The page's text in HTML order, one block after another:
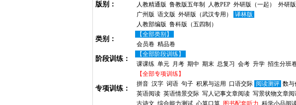
版别：
人教精通版 鲁教版五年制 人教PEP 外研版（一起） 外研版
广州版 语文版 外研版（武汉专用）
译林版
人教部编版 鲁科版（五四制）
类别：
【全部类别】
会员卷 精品卷
阶段训练：
【全部阶段训练】
课课练 单元 月考 期中 期末 总复习 会考 升学 招生分班
专项训练：
【全部专项训练】
拼音 汉字 词语 句子 积累与运用 口语交际 阅读测评 数与
英语阅读 英语情景交际 写人记事文章阅读 写景状物文章阅
古诗文 综合能力测试 心算口算 图书配套听力 科学小品阅